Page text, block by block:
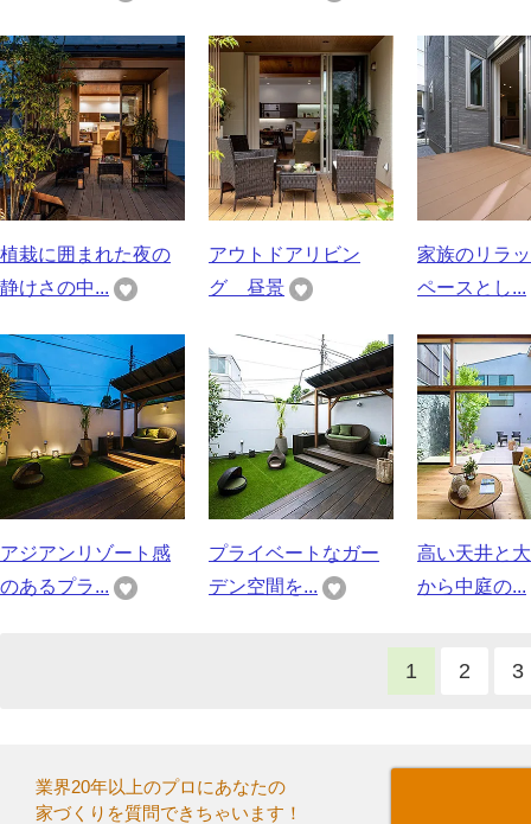
植栽に囲まれた夜の
静けさの中...
アウトドアリビン
グ 昼景
家族のリラ
ペースとし...
アジアンリゾート感
のあるプラ...
プライベートなガー
デン空間を...
高い天井と
から中庭の...
1 2 3
業界20年以上のプロにあなたの
家づくりを質問できちゃいます！